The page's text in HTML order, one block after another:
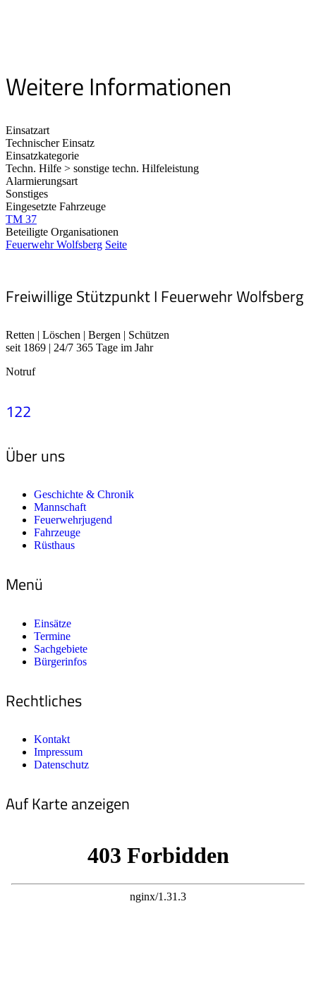
Weitere Informationen
Einsatzart
Technischer Einsatz
Einsatzkategorie
Techn. Hilfe > sonstige techn. Hilfeleistung
Alarmierungsart
Sonstiges
Eingesetzte Fahrzeuge
TM 37
Beteiligte Organisationen
Feuerwehr Wolfsberg Seite
Freiwillige Stützpunkt I Feuerwehr Wolfsberg
Retten | Löschen | Bergen | Schützen
seit 1869 | 24/7 365 Tage im Jahr
Notruf
122
Über uns
Geschichte & Chronik
Mannschaft
Feuerwehrjugend
Fahrzeuge
Rüsthaus
Menü
Einsätze
Termine
Sachgebiete
Bürgerinfos
Rechtliches
Kontakt
Impressum
Datenschutz
Auf Karte anzeigen